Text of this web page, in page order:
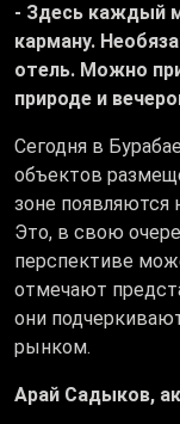
- Здесь каждый
карману.
отель. Можно
природе и
Сегодня в
объектов
зоне появляются
Это, в свою
перспективе
отмечают
они
рынком.
Арай Садыков,